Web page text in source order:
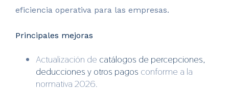
eficiencia operativa para las empresas.
Principales mejoras
Actualización de catálogos de percepciones,
deducciones y otros pagos conforme a la
normativa 2026.